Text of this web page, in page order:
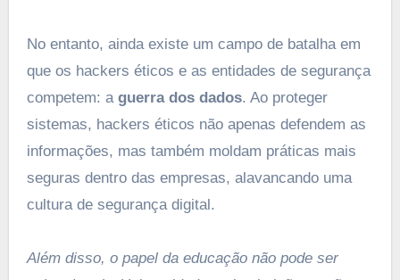
No entanto, ainda existe um campo de batalha em
que os hackers éticos e as entidades de segurança
competem: a guerra dos dados. Ao proteger
sistemas, hackers éticos não apenas defendem as
informações, mas também moldam práticas mais
seguras dentro das empresas, alavancando uma
cultura de segurança digital.
Além disso, o papel da educação não pode ser